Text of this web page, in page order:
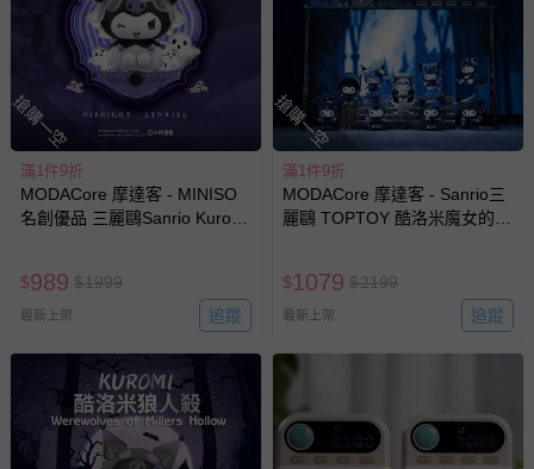
搶購一空
滿1件9折
MODACore 摩達客 - MINISO
名創優品 三麗鷗Sanrio Kuromi
$989 $1999
最新上架 追蹤
搶購一空
滿1件9折
MODACore 摩達客 - Sanrio三
麗鷗 TOPTOY 酷洛米魔女的盛
$1079 $2199
最新上架 追蹤